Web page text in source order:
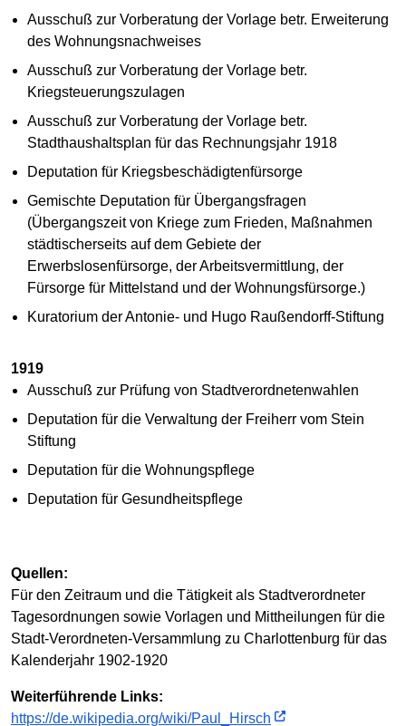
Ausschuß zur Vorberatung der Vorlage betr. Erweiterung
des Wohnungsnachweises
Ausschuß zur Vorberatung der Vorlage betr.
Kriegsteuerungszulagen
Ausschuß zur Vorberatung der Vorlage betr.
Stadthaushaltsplan für das Rechnungsjahr 1918
Deputation für Kriegsbeschädigtenfürsorge
Gemischte Deputation für Übergangsfragen
(Übergangszeit von Kriege zum Frieden, Maßnahmen
städtischerseits auf dem Gebiete der
Erwerbslosenfürsorge, der Arbeitsvermittlung, der
Fürsorge für Mittelstand und der Wohnungsfürsorge.)
Kuratorium der Antonie- und Hugo Raußendorff-Stiftung
1919
Ausschuß zur Prüfung von Stadtverordnetenwahlen
Deputation für die Verwaltung der Freiherr vom Stein
Stiftung
Deputation für die Wohnungspflege
Deputation für Gesundheitspflege
Quellen:
Für den Zeitraum und die Tätigkeit als Stadtverordneter
Tagesordnungen sowie Vorlagen und Mittheilungen für die
Stadt-Verordneten-Versammlung zu Charlottenburg für das
Kalenderjahr 1902-1920
Weiterführende Links:
https://de.wikipedia.org/wiki/Paul_Hirsch